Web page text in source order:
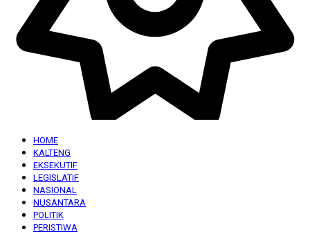
HOME
KALTENG
EKSEKUTIF
LEGISLATIF
NASIONAL
NUSANTARA
POLITIK
PERISTIWA